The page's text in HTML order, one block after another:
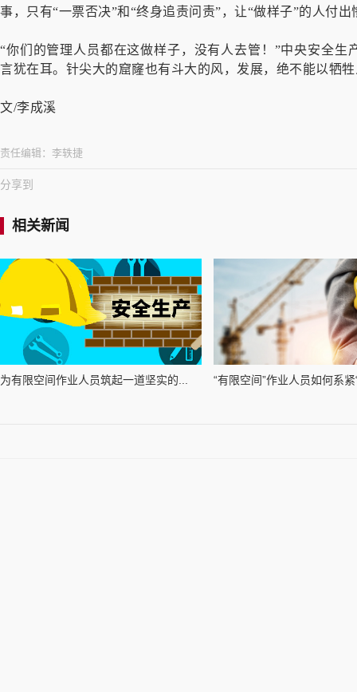
事，只有“一票否决”和“终身追责问责”，让“做样子”的人付
“你们的管理人员都在这做样子，没有人去管！”中央安全
言犹在耳。针尖大的窟窿也有斗大的风，发展，绝不能以牺
文/李成溪
责任编辑： 李轶捷
分享到
相关新闻
为有限空间作业人员筑起一道坚实的... “有限空间”作业人员如何系